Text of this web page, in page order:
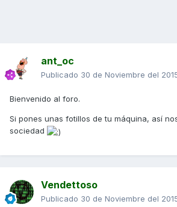
ant_oc
Publicado 30 de Noviembre del
Bienvenido al foro.
Si pones unas fotillos de tu máquina, así
sociedad
Vendettoso
Publicado 30 de Noviembre del